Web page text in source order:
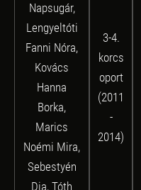
Napsugár,
Lengyeltóti
Fanni Nóra,
Kovács
Hanna
Borka,
Marics
Noémi Mira,
Sebestyén
Dia, Tóth
3-4.
korcs
oport
(2011
-
2014)